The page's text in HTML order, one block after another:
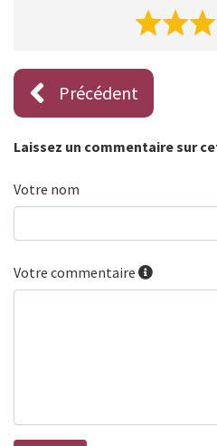
Précédent
Laissez un commentaire sur
Votre nom
Votre commentaire